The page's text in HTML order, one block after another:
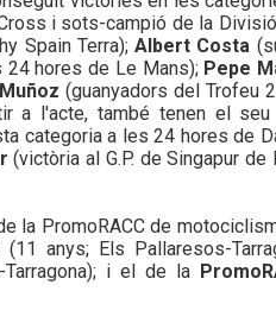
i sots-campió de la
Spain Terra);Albert Costa
24 hores de Le Mans); Pepe
(guanyadors del Trofeu
a l'acte, també tenen el seu
categoria a les 24 hores de
(victòria al G.P. de Singapur
la PromoRACC de
(11 anys; Els Pallaresos-
i el de la